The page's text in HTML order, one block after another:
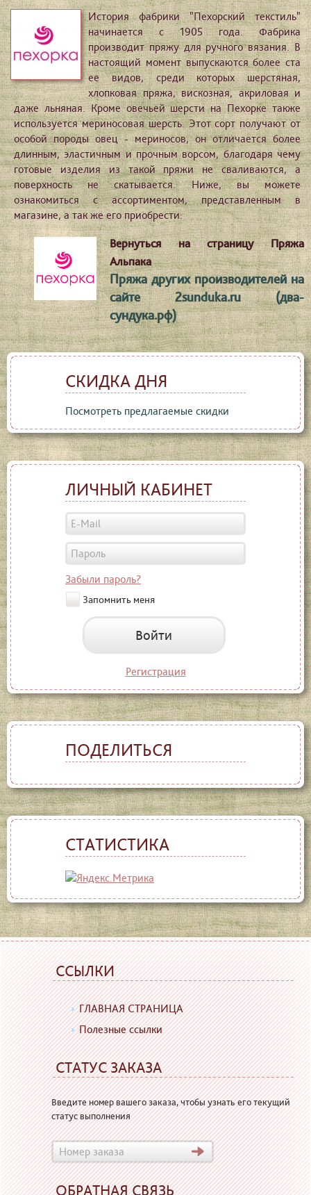
История фабрики "Пехорский текстиль"
начинается с 1905 года. Фабрика
производит пряжу для ручного вязания. В
настоящий момент выпускаются более ста
ее видов, среди которых шерстяная,
хлопковая пряжа, вискозная, акриловая и
даже льняная. Кроме овечьей шерсти на Пехорке также
используется мериносовая шерсть. Этот сорт получают от
особой породы овец - мериносов, он отличается более
длинным, эластичным и прочным ворсом, благодаря чему
готовые изделия из такой пряжи не сваливаются, а
поверхность не скатывается. Ниже, вы можете
ознакомиться с ассортиментом, представленным в
магазине, а так же его приобрести:
Вернуться на страницу Пряжа
Альпака
Пряжа других производителей на
сайте 2sunduka.ru (два-
сундука.рф)
СКИДКА ДНЯ
Посмотреть предлагаемые скидки
ЛИЧНЫЙ КАБИНЕТ
Забыли пароль?
Запомнить меня
Войти
Регистрация
ПОДЕЛИТЬСЯ
СТАТИСТИКА
ССЫЛКИ
ГЛАВНАЯ СТРАНИЦА
Полезные ссылки
СТАТУС ЗАКАЗА
Введите номер вашего заказа, чтобы узнать его текущий
статус выполнения
ОБРАТНАЯ СВЯЗЬ